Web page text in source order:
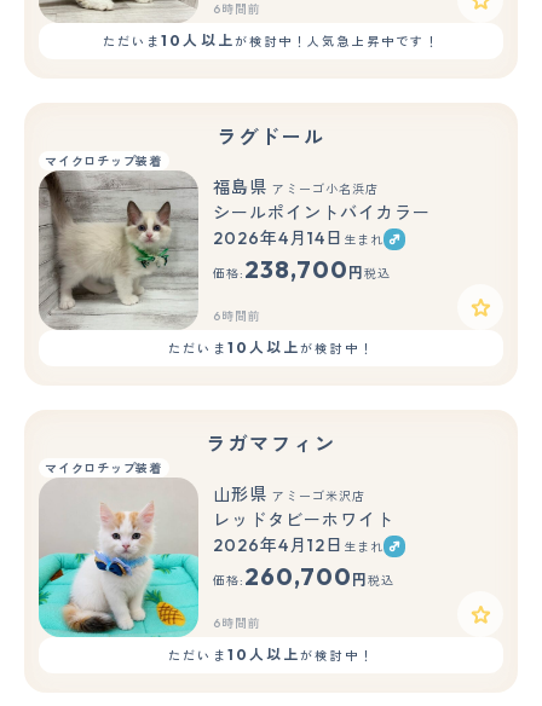
6時間前
ただいま10人以上が検討中！人気急上昇中です！
ラグドール
マイクロチップ装着
福島県 アミーゴ小名浜店
シールポイントバイカラー
2026年4月14日 生まれ
価格: 238,700 円 税込
6時間前
ただいま 10人以上が検討中！
ラガマフィン
マイクロチップ装着
山形県 アミーゴ米沢店
レッドタビーホワイト
2026年4月12日 生まれ
価格: 260,700 円 税込
6時間前
ただいま 10人以上が検討中！